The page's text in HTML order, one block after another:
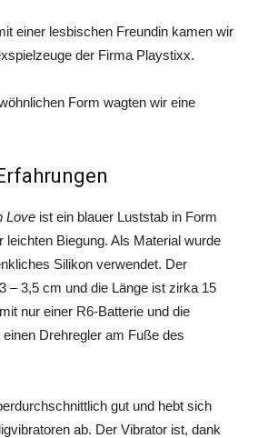
einer lesbischen Freundin kamen wir
der Firma Playstixx.
Form wagten wir eine
Love ist ein blauer Luststab in Form
leichten Biegung. Als Material wurde
Silikon verwendet. Der
– 3,5 cm und die Länge ist zirka 15
nur einer R6-Batterie und die
Drehregler am Fuße des
gut und hebt sich
ab. Der Vibrator ist, dank